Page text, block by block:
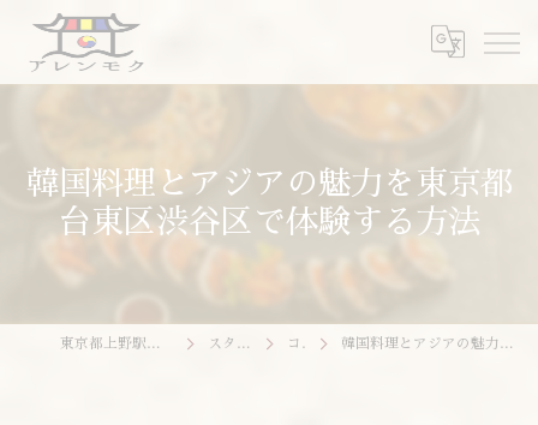
韓国料理とアジアの魅力を東京都
台東区渋谷区で体験する方法
東京都上野駅の韓国料理ならアレンモク スタッフブログ コラム 韓国料理とアジアの魅力を東京都台東区渋谷区で体験する方法